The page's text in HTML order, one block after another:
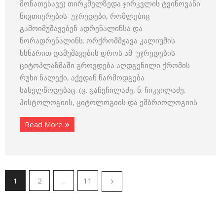
მონათესავე) თირკმელზედა ჯირკვლის ტვინოვანი
ნივთიერების უჯრედები, რომლებიც
გამოიმუშავებენ ადრენალინსა და
ნორადრენალინს. ორქრომმჟავა კალიუმის
ხსნარით დამუშავების დროს ამ უჯრედების
ციტოპლაზმაში გროვდება აღდგე­ნილი ქრომის
რუხი ნალექი, აქედან წარმოდგება
სახელწოდებაც. (ც. გაჩეჩილაძე, ნ. ჩიკვილაძე.
ჰისტოლოგიის, ციტოლოგიის და ემბრიოლოგიის
Read More
1 2 … 11